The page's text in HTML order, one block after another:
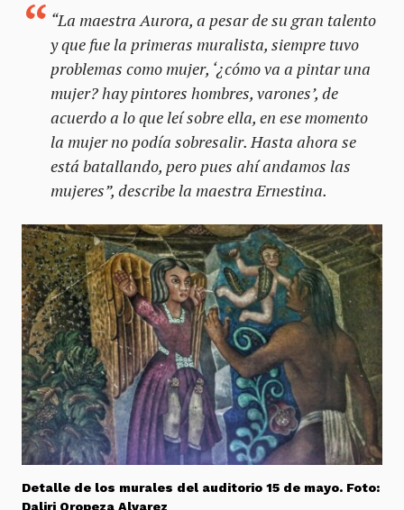
“La maestra Aurora, a pesar de su gran talento
y que fue la primeras muralista, siempre tuvo
problemas como mujer, ‘¿cómo va a pintar una
mujer? hay pintores hombres, varones’, de
acuerdo a lo que leí sobre ella, en ese momento
la mujer no podía sobresalir. Hasta ahora se
está batallando, pero pues ahí andamos las
mujeres”, describe la maestra Ernestina.
Detalle de los murales del auditorio 15 de mayo. Foto:
Daliri Oropeza Alvarez